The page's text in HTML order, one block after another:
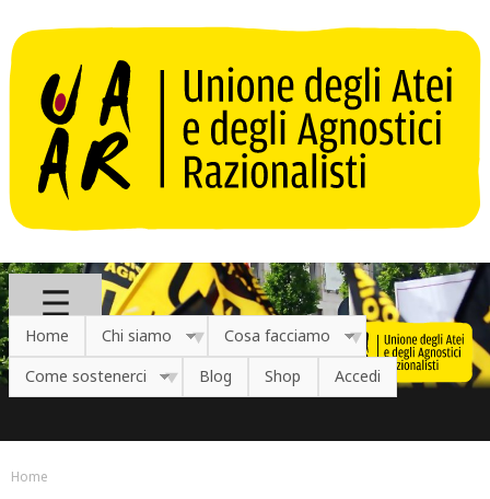
Home Chi siamo
Cosa facciamo
Come sostenerci
Blog Shop Accedi
Tu sei qui
Home